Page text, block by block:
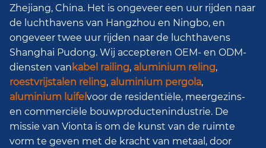
Zhejiang, China. Het is ongeveer een uur rijden naar
de luchthavens van Hangzhou en Ningbo, en
ongeveer twee uur rijden naar de luchthavens
Shanghai Pudong. Wij accepteren OEM- en ODM-
diensten van kabel railing, aluminium reling,
roestvrijstalen reling, aluminium pergola,
aluminium luifel voor de residentiële, meergezins-
en commerciële bouwproductenindustrie. De
missie van Vionta is om de kunst van de ruimte
vorm te geven met de kracht van metaal, door